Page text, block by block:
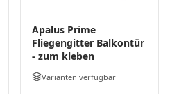
Apalus Prime
Fliegengitter Balkontür
- zum kleben
Varianten verfügbar